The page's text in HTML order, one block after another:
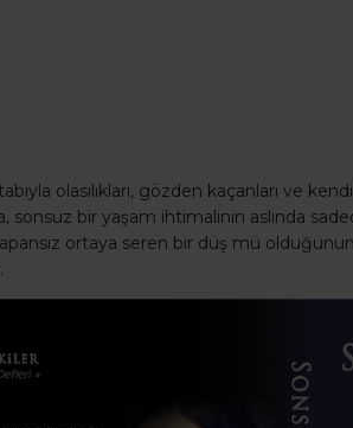
olasılıkları, gözden kaçanları ve
sonsuz bir yaşam ihtimalinin aslında
ortaya seren bir düş mü olduğunun